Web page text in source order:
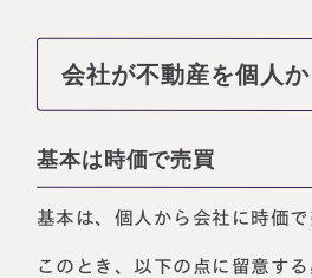
会社が不動産を個人
基本は時価で売買
基本は、個人から会社に時価で
このとき、以下の点に留意する